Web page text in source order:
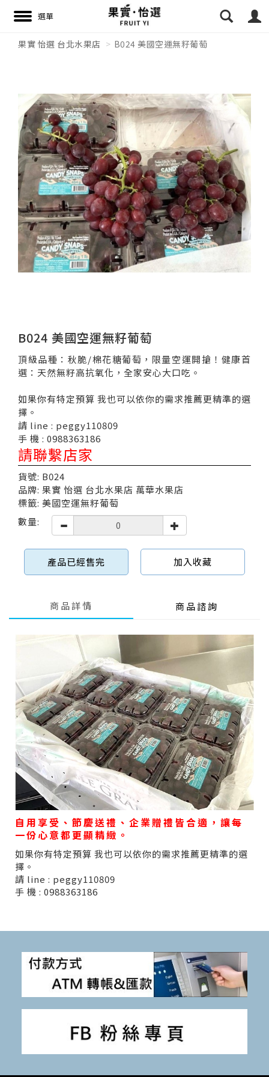
果實 怡選 台北水果店 B024 美國空運無籽葡萄
B024 美國空運無籽葡萄
頂級品種：秋脆/棉花糖葡萄，限量空運開搶！健康首
選：天然無籽高抗氧化，全家安心大口吃。
如果你有特定預算 我也可以依你的需求推薦更精準的選
擇。
請 line : peggy110809
手 機 : 0988363186
請聯繫店家
貨號: B024
品牌: 果實 怡選 台北水果店 萬華水果店
標籤: 美國空運無籽葡萄
數量:
產品已經售完 加入收藏
商品詳情 商品諮詢
自用享受、節慶送禮、企業贈禮皆合適，讓每
一份心意都更顯精緻。
如果你有特定預算 我也可以依你的需求推薦更精準的選
擇。
請 line : peggy110809
手 機 : 0988363186